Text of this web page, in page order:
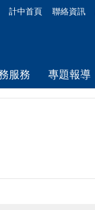
計中首頁 聯絡資訊
服務 專題報導